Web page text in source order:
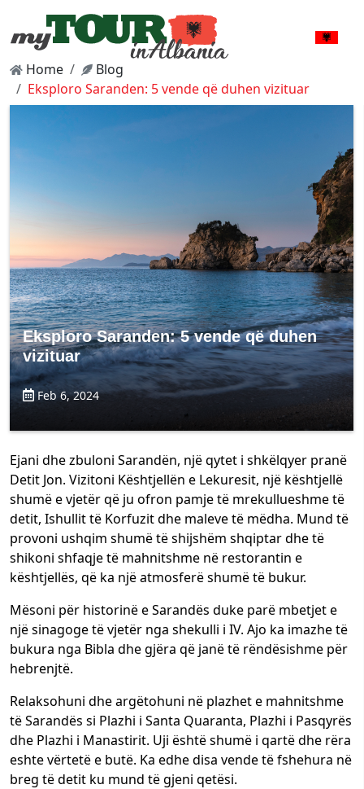
Home
Blog
Eksploro Saranden: 5 vende që duhen vizituar
Eksploro Saranden: 5 vende që duhen
vizituar
Feb 6, 2024
Ejani dhe zbuloni Sarandën, një qytet i shkëlqyer pranë
Detit Jon. Vizitoni Kështjellën e Lekuresit, një kështjellë
shumë e vjetër që ju ofron pamje të mrekullueshme të
detit, Ishullit të Korfuzit dhe maleve të mëdha. Mund të
provoni ushqim shumë të shijshëm shqiptar dhe të
shikoni shfaqje të mahnitshme në restorantin e
kështjellës, që ka një atmosferë shumë të bukur.
Mësoni për historinë e Sarandës duke parë mbetjet e
një sinagoge të vjetër nga shekulli i IV. Ajo ka imazhe të
bukura nga Bibla dhe gjëra që janë të rëndësishme për
hebrenjtë.
Relaksohuni dhe argëtohuni në plazhet e mahnitshme
të Sarandës si Plazhi i Santa Quaranta, Plazhi i Pasqyrës
dhe Plazhi i Manastirit. Uji është shumë i qartë dhe rëra
eshte vërtetë e butë. Ka edhe disa vende të fshehura në
breg të detit ku mund të gjeni qetësi.